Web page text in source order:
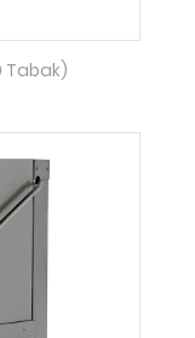
Tabak)